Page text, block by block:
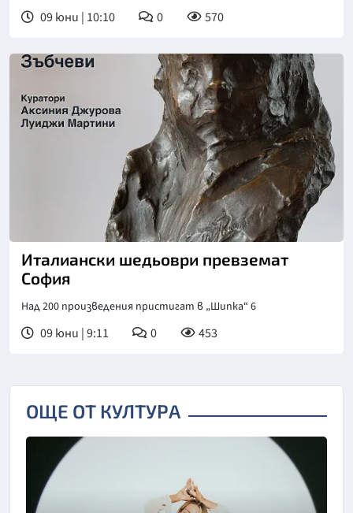
09 юни | 10:10 0 570
Италиански шедьоври превземат
София
Над 200 произведения пристигат в „Шипка“ 6
09 юни | 9:11 0 453
ОЩЕ ОТ КУЛТУРА